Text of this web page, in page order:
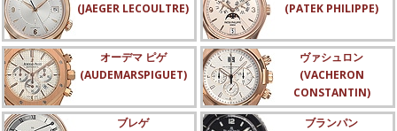
(JAEGER LECOULTRE)
(PATEK PHILIPPE)
オーデマ ピゲ
(AUDEMARSPIGUET)
ヴァシュロン
(VACHERON
CONSTANTIN)
ブレゲ
ブランパン